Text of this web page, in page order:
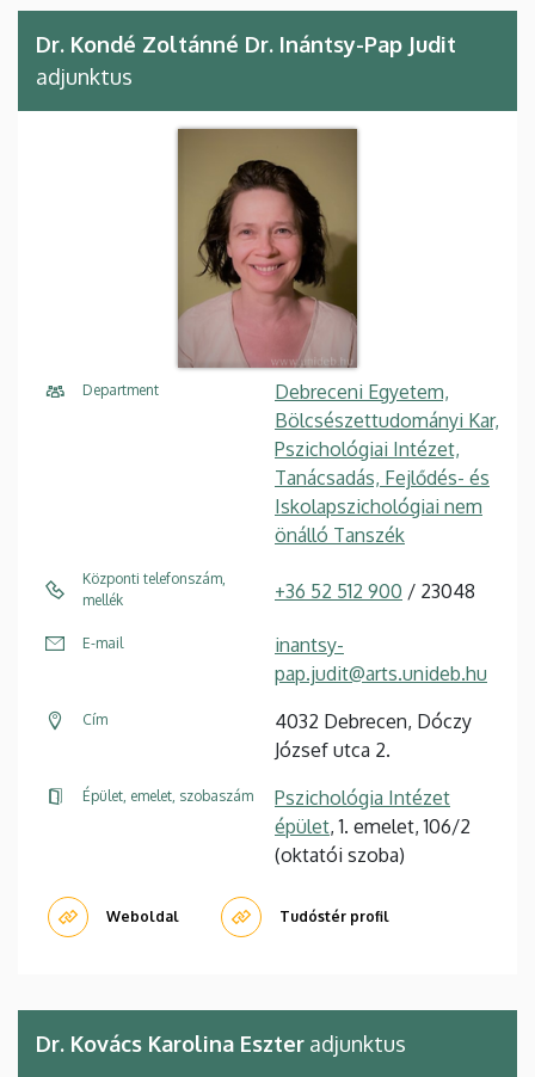
Dr. Kondé Zoltánné Dr. Inántsy-Pap Judit
adjunktus
Department
Debreceni Egyetem,
Bölcsészettudományi Kar,
Pszichológiai Intézet,
Tanácsadás, Fejlődés- és
Iskolapszichológiai nem
önálló Tanszék
Központi telefonszám,
mellék
+36 52 512 900 / 23048
E-mail
inantsy-
pap.judit@arts.unideb.hu
Cím
4032 Debrecen, Dóczy
József utca 2.
Épület, emelet, szobaszám
Pszichológia Intézet
épület, 1. emelet, 106/2
(oktatói szoba)
Weboldal Tudóstér profil
Dr. Kovács Karolina Eszter adjunktus